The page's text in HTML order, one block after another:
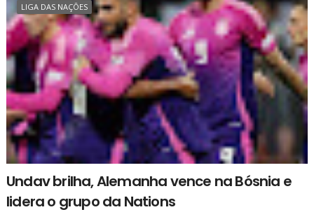
LIGA DAS NAÇÕES
Undav brilha, Alemanha vence na Bósnia e
lidera o grupo da Nations